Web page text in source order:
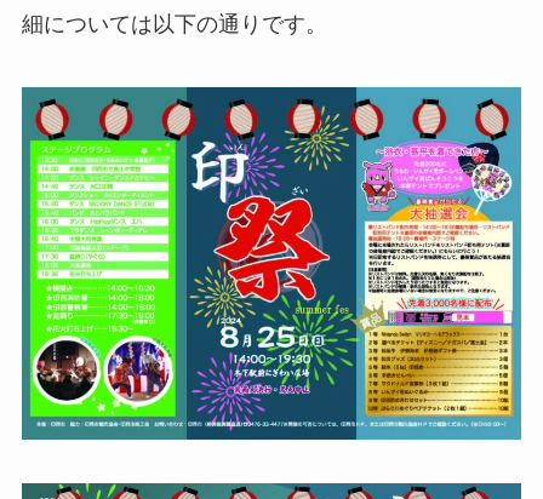
細については以下の通りです。